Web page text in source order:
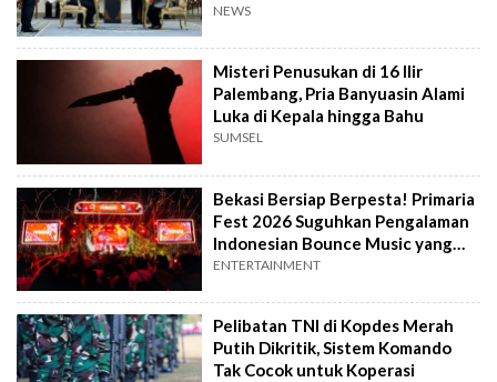
NEWS
Misteri Penusukan di 16 Ilir
Palembang, Pria Banyuasin Alami
Luka di Kepala hingga Bahu
SUMSEL
Bekasi Bersiap Berpesta! Primaria
Fest 2026 Suguhkan Pengalaman
Indonesian Bounce Music yang
Berbeda
ENTERTAINMENT
Pelibatan TNI di Kopdes Merah
Putih Dikritik, Sistem Komando
Tak Cocok untuk Koperasi